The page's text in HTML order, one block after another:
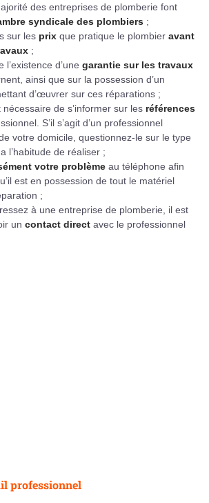
des entreprises de plomberie font
syndicale des plombiers ;
sur les prix que pratique le plombier avant
;
d’une garantie sur les travaux
ainsi que sur la possession d’un
d’œuvrer sur ces réparations ;
de s’informer sur les références
S’il s’agit d’un professionnel
votre domicile, questionnez-le sur le type
l’habitude de réaliser ;
votre problème au téléphone afin
est en possession de tout le matériel
;
à une entreprise de plomberie, il est
un contact direct avec le professionnel
professionnel